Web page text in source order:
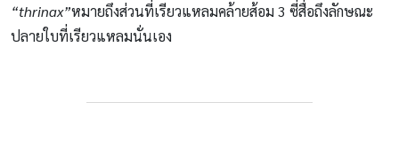
“thrinax”หมายถึงส่วนที่เรียวแหลมคล้ายส้อม 3 ซี่สื่อถึงลักษณะ
ปลายใบที่เรียวแหลมนั่นเอง